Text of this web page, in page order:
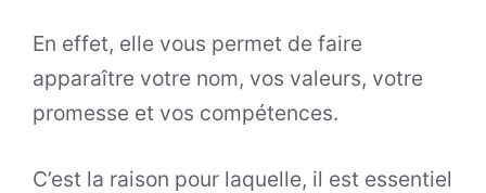
En effet, elle vous permet de faire
apparaître votre nom, vos valeurs, votre
promesse et vos compétences.
C’est la raison pour laquelle, il est essentiel